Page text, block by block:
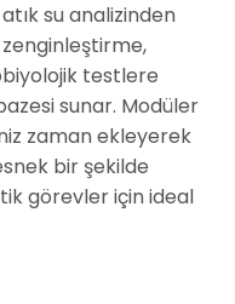
su analizinden
testlere
sunar. Modüler
zaman ekleyerek
bir şekilde
görevler için ideal